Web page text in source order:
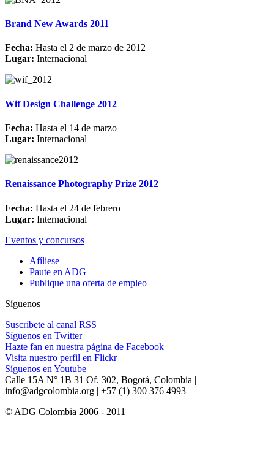
Brand New Awards 2011
Fecha: Hasta el 2 de marzo de 2012
Lugar: Internacional
Wif Design Challenge 2012
Fecha: Hasta el 14 de marzo
Lugar: Internacional
Renaissance Photography Prize 2012
Fecha: Hasta el 24 de febrero
Lugar: Internacional
Eventos y concursos
Afíliese
Paute en ADG
Publique una oferta de empleo
Síguenos
Suscríbete al canal RSS
Síguenos en Twitter
Hazte fan en nuestra página de Facebook
Visita nuestro perfil en Flickr
Síguenos en Youtube
Calle 15A N° 1B 31 Of. 302, Bogotá, Colombia |
info@adgcolombia.org | +57 (1) 300 376 4993
© ADG Colombia 2006 - 2011